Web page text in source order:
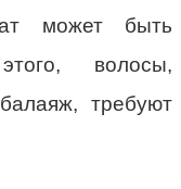
может быть
волосы,
требуют